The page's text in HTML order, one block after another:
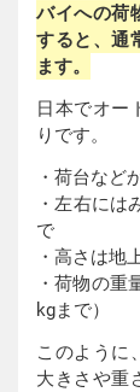
バイへの荷
すると、通
ます。
日本でオー
りです。
・荷台など
・左右には
で
・高さは地
・荷物の重
kgまで）
このように
大きさや重